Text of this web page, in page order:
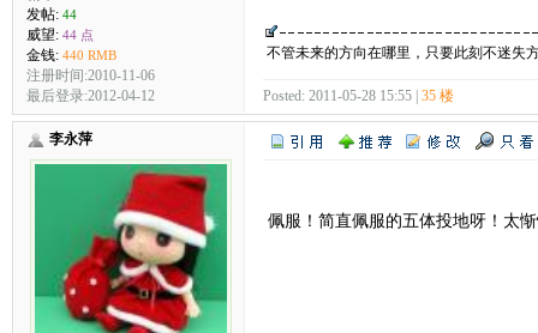
发帖: 44
威望: 44 点
金钱: 440 RMB
注册时间:2010-11-06
最后登录:2012-04-12
不管未来的方向在哪里，只要此刻不迷失
Posted: 2011-05-28 15:55 | 35 楼
李永萍
佩服！简直佩服的五体投地呀！太